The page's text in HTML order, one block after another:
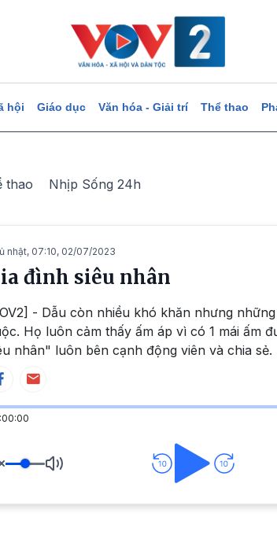
hội Giáo dục Văn hóa - Giải trí Thể thao
thao Nhịp Sống 24h
nhật, 07:10, 02/07/2023
đình siêu nhân
- Dẫu còn nhiều khó khăn nhưng
Họ luôn cảm thấy ấm áp vì có 1 mái ấm
nhân" luôn bên cạnh động viên và chia sẻ.